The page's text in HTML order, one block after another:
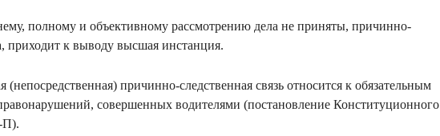
полному и объективному рассмотрению дела не приняты, причинно-
приходит к выводу высшая инстанция.
причинно-следственная связь относится к обязательным
совершенных водителями (постановление Конституционного
П).